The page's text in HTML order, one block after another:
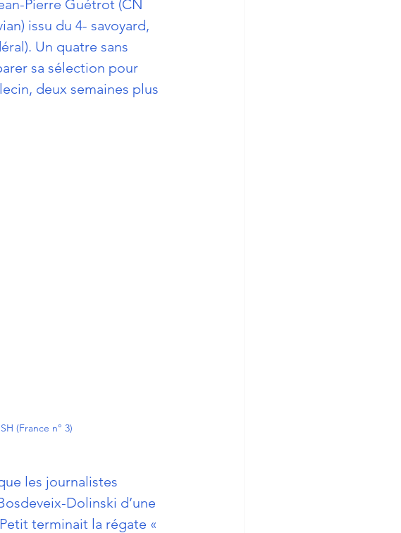
Pierre Guétrot (CN
issu du 4- savoyard,
Un quatre sans
sa sélection pour
deux semaines plus
(France n° 3)
les journalistes
Dolinski d’une
terminait la régate «